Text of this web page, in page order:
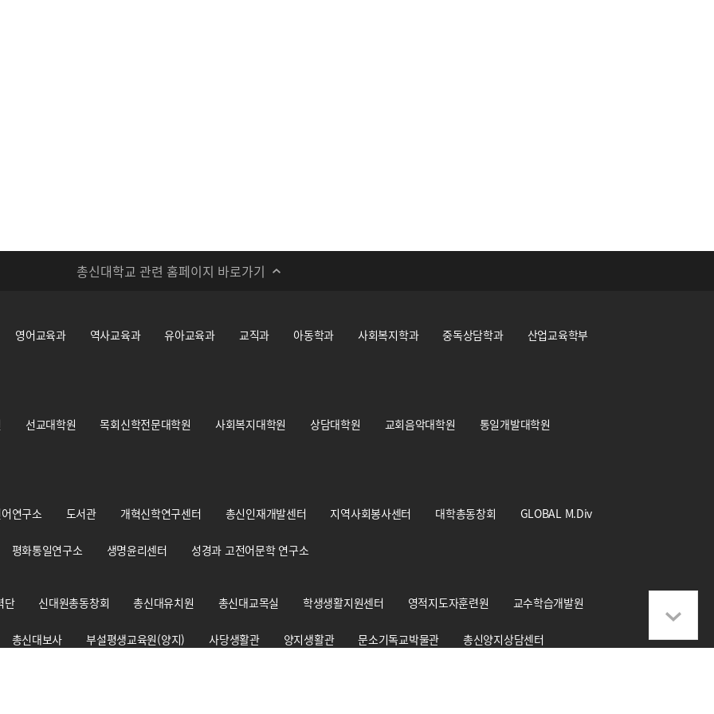
총신대학교 관련 홈페이지 바로가기
영어교육과 역사교육과 유아교육과 교직과 아동학과 사회복지학과 중독상담학과 산업교육학부
선교대학원 목회신학전문대학원 사회복지대학원 상담대학원 교회음악대학원 통일개발대학원
연구소 도서관 개혁신학연구센터 총신인재개발센터 지역사회봉사센터 대학총동창회 GLOBAL M.Div
평화통일연구소 생명윤리센터 성경과 고전어문학 연구소
단 신대원총동창회 총신대유치원 총신대교목실 학생생활지원센터 영적지도자훈련원 교수학습개발원
총신대보사 부설평생교육원(양지) 사당생활관 양지생활관 문소기독교박물관 총신양지상담센터